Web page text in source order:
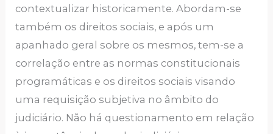
contextualizar historicamente. Abordam-se
também os direitos sociais, e após um
apanhado geral sobre os mesmos, tem-se a
correlação entre as normas constitucionais
programáticas e os direitos sociais visando
uma requisição subjetiva no âmbito do
judiciário. Não há questionamento em relação